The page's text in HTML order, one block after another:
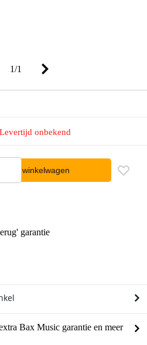
1/1
Levertijd onbekend
In winkelwagen
garantie
Bax Music garantie en meer